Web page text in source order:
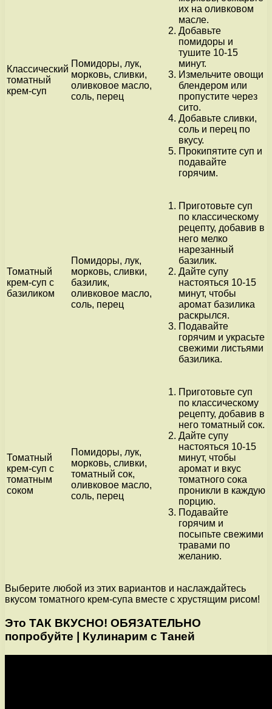
Классический
томатный
крем-суп
Помидоры, лук,
морковь, сливки,
оливковое масло,
соль, перец
их на оливковом
масле.
Добавьте
помидоры и
тушите 10-15
минут.
Измельчите овощи
блендером или
пропустите через
сито.
Добавьте сливки,
соль и перец по
вкусу.
Прокипятите суп и
подавайте
горячим.
Томатный
крем-суп с
базиликом
Помидоры, лук,
морковь, сливки,
базилик,
оливковое масло,
соль, перец
Приготовьте суп
по классическому
рецепту, добавив в
него мелко
нарезанный
базилик.
Дайте супу
настояться 10-15
минут, чтобы
аромат базилика
раскрылся.
Подавайте
горячим и украсьте
свежими листьями
базилика.
Томатный
крем-суп с
томатным
соком
Помидоры, лук,
морковь, сливки,
томатный сок,
оливковое масло,
соль, перец
Приготовьте суп
по классическому
рецепту, добавив в
него томатный сок.
Дайте супу
настояться 10-15
минут, чтобы
аромат и вкус
томатного сока
проникли в каждую
порцию.
Подавайте
горячим и
посыпьте свежими
травами по
желанию.
Выберите любой из этих вариантов и наслаждайтесь
вкусом томатного крем-супа вместе с хрустящим рисом!
Это ТАК ВКУСНО! ОБЯЗАТЕЛЬНО
попробуйте | Кулинарим с Таней